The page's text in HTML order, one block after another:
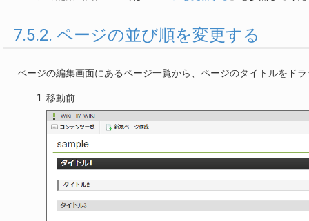
7.5.2. ページの並び順を変更する
ページの編集画面にあるページ一覧から、ページのタイトルをド
移動前